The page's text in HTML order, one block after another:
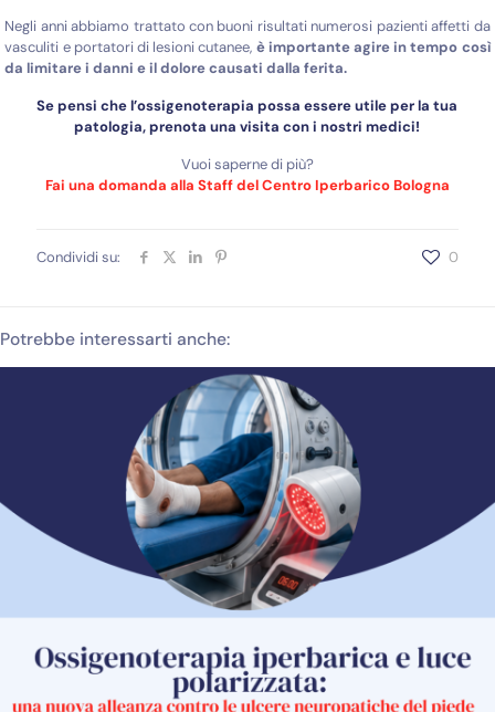
Negli anni abbiamo trattato con buoni risultati numerosi pazienti affetti da
vasculiti e portatori di lesioni cutanee, è importante agire in tempo così
da limitare i danni e il dolore causati dalla ferita.
Se pensi che l’ossigenoterapia possa essere utile per la tua
patologia,prenota una visita con i nostri medici!
Vuoi saperne di più?
Fai una domanda alla Staff del Centro Iperbarico Bologna
Condividi su: 0
Potrebbe interessarti anche: